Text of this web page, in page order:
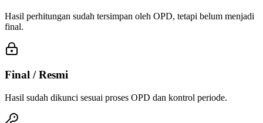
Hasil perhitungan sudah tersimpan oleh OPD, tetapi belum menjadi
final.
Final / Resmi
Hasil sudah dikunci sesuai proses OPD dan kontrol periode.